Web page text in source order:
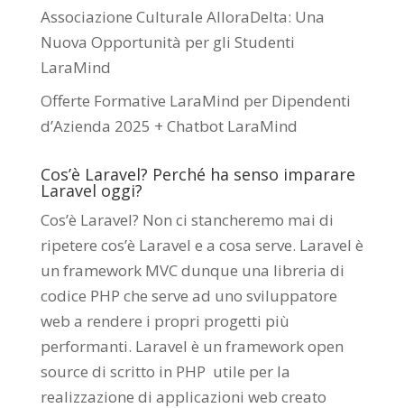
Associazione Culturale AlloraDelta: Una
Nuova Opportunità per gli Studenti
LaraMind
Offerte Formative LaraMind per Dipendenti
d’Azienda 2025 + Chatbot LaraMind
Cos’è Laravel? Perché ha senso imparare
Laravel oggi?
Cos’è Laravel? Non ci stancheremo mai di
ripetere cos’è Laravel e a cosa serve. Laravel è
un framework MVC dunque una libreria di
codice PHP che serve ad uno sviluppatore
web a rendere i propri progetti più
performanti. Laravel è un framework open
source di scritto in PHP utile per la
realizzazione di applicazioni web creato